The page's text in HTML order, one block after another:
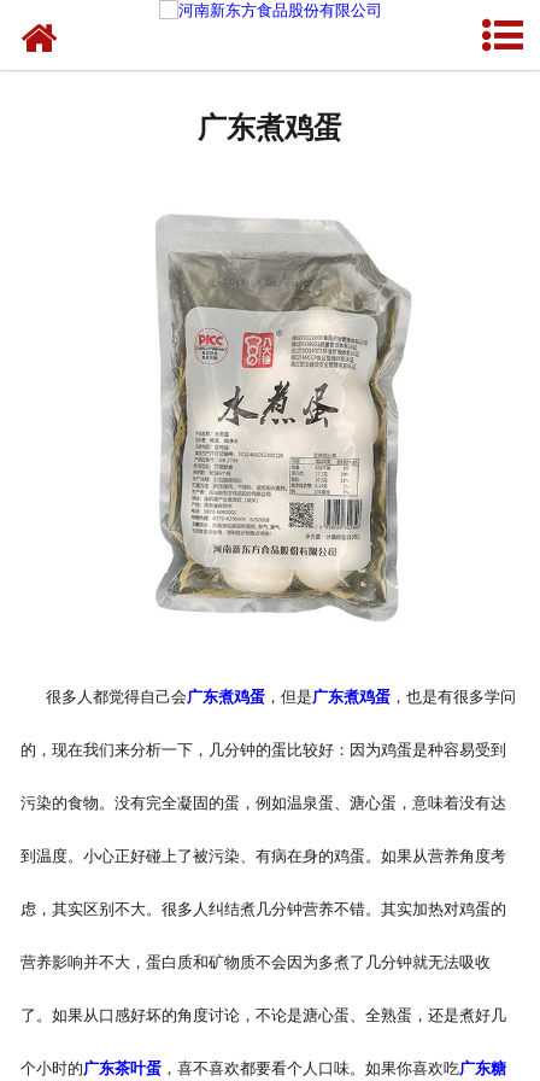
广东熟食品
广东调味品
广东鸡蛋壳粉
广东新东方食品
广东食品代加工
广东精忠报国八大锤典故版
- 广东盐焗味卤蛋
- 广东蜜汁味卤蛋
广东煮鸡蛋
很多人都觉得自己会广东煮鸡蛋，但是广东煮鸡蛋，也是有很多学问
的，现在我们来分析一下，几分钟的蛋比较好：因为鸡蛋是种容易受到
污染的食物。没有完全凝固的蛋，例如温泉蛋、溏心蛋，意味着没有达
到温度。小心正好碰上了被污染、有病在身的鸡蛋。如果从营养角度考
虑，其实区别不大。很多人纠结煮几分钟营养不错。其实加热对鸡蛋的
营养影响并不大，蛋白质和矿物质不会因为多煮了几分钟就无法吸收
了。如果从口感好坏的角度讨论，不论是溏心蛋、全熟蛋，还是煮好几
个小时的广东茶叶蛋，喜不喜欢都要看个人口味。如果你喜欢吃广东糖